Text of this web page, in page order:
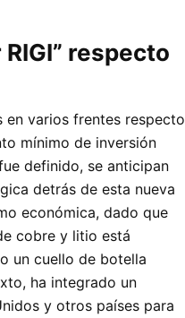
respecto
en varios frentes respecto
mínimo de inversión
definido, se anticipan
detrás de esta nueva
económica, dado que
cobre y litio está
un cuello de botella
ha integrado un
y otros países para